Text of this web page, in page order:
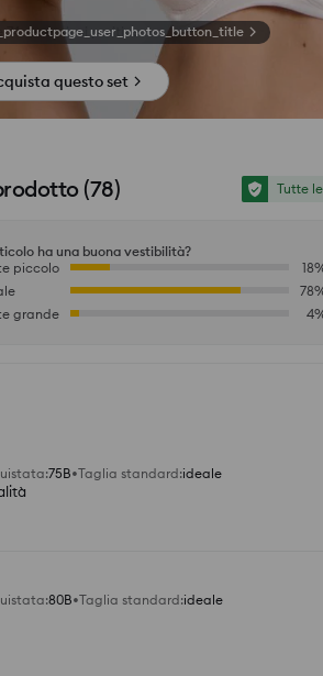
questo set
(78) Tutte
ha una buona vestibilità?
piccolo
18
78
grande
4
:75B Taglia standard:ideale
:80B Taglia standard:ideale